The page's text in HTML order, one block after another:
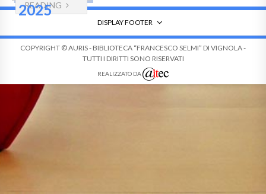
2025
READING
DISPLAY FOOTER
COPYRIGHT © AURIS - BIBLIOTECA “FRANCESCO SELMI” DI VIGNOLA -
TUTTI I DIRITTI SONO RISERVATI
REALIZZATO DA